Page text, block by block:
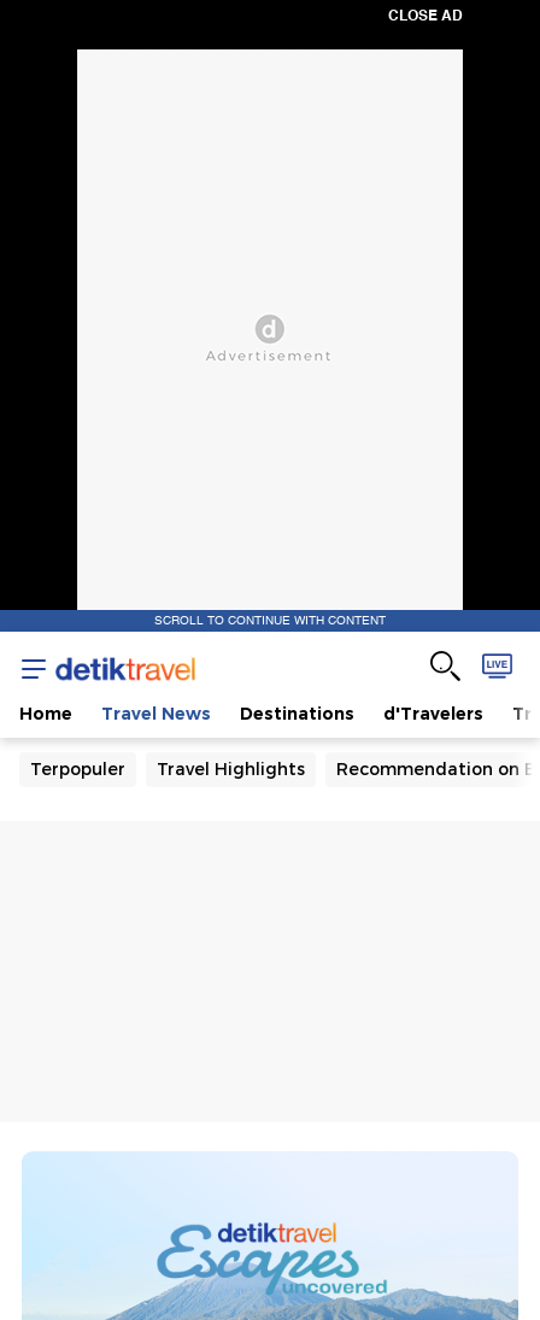
CLOSE AD
SCROLL TO CONTINUE WITH CONTENT
Home Travel News Destinations d'Travelers
Terpopuler Travel Highlights Recommendation on